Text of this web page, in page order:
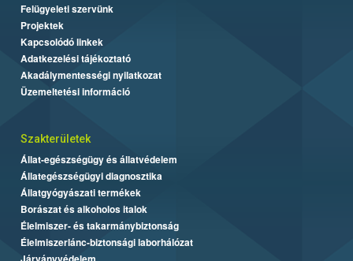
Felügyeleti szervünk
Projektek
Kapcsolódó linkek
Adatkezelési tájékoztató
Akadálymentességi nyilatkozat
Üzemeltetési információ
Szakterületek
Állat-egészségügy és állatvédelem
Állategészségügyi diagnosztika
Állatgyógyászati termékek
Borászat és alkoholos italok
Élelmiszer- és takarmánybiztonság
Élelmiszerlánc-biztonsági laborhálózat